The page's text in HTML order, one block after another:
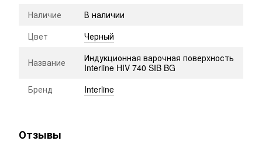
Наличие
В наличии
Цвет
Черный
Название
Индукционная варочная поверхность
Interline HIV 740 SIB BG
Бренд
Interline
Отзывы